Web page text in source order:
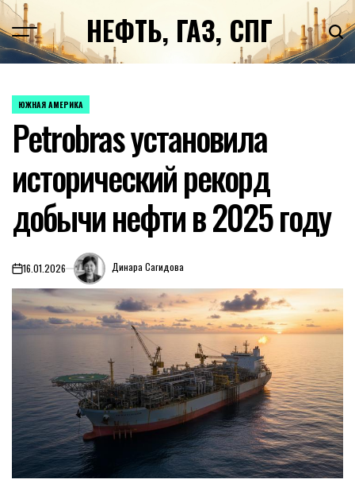
Перейти
к
содержимомуНЕФТЬ, ГАЗ, СПГ
ОПУБЛИКОВАНО
ЮЖНАЯ АМЕРИКА
Petrobras установила
исторический рекорд
добычи нефти в 2025 году
on16.01.2026 Динара Сагидова